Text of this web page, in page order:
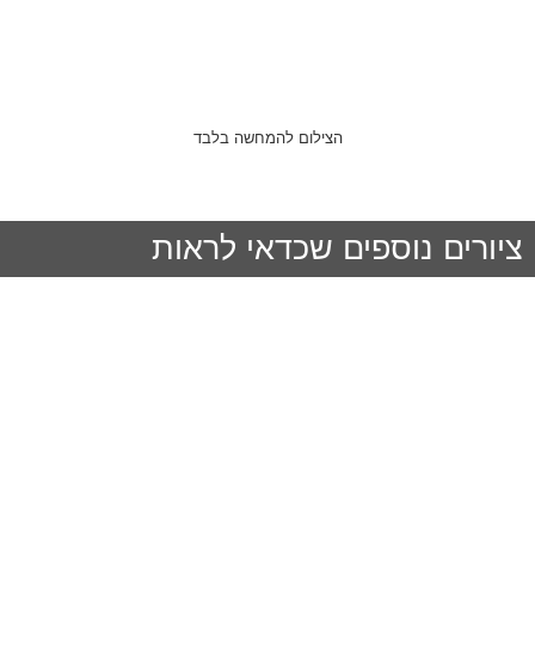
הצילום להמחשה בלבד
ציורים נוספים שכדאי לראות